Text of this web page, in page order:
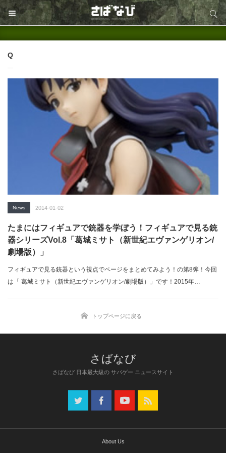
サイト内検索
Q
News 2014-01-02
たまにはフィギュアで銃器を学ぼう！フィギュアで見る銃
器シリーズVol.8「葛城ミサト（新世紀エヴァンゲリオン/
劇場版）」
フィギュアで見る銃器という視点でページをまとめてみよう！の第8弾！今回
は「 葛城ミサト（新世紀エヴァンゲリオン/劇場版）」です！2015年…
トップページに戻る
さばなび 日本最大級の サバゲー ニュースサイト
About Us
サイト内検索